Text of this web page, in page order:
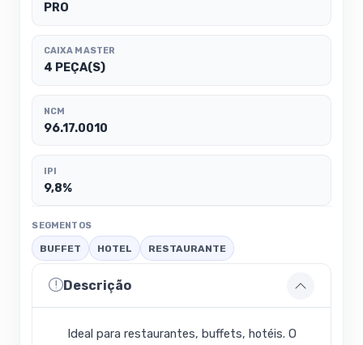
PRO
CAIXA MASTER
4 PEÇA(S)
NCM
96.17.0010
IPI
9,8%
SEGMENTOS
BUFFET HOTEL RESTAURANTE
Descrição
Ideal para restaurantes, buffets, hotéis. O